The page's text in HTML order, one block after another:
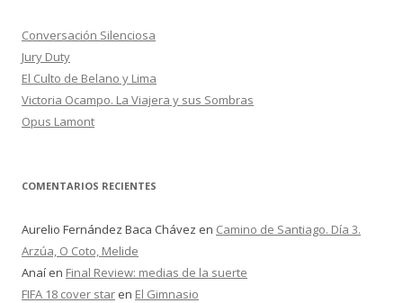
r
:
Conversación Silenciosa
Jury Duty
El Culto de Belano y Lima
Victoria Ocampo. La Viajera y sus Sombras
Opus Lamont
COMENTARIOS RECIENTES
Aurelio Fernández Baca Chávez en Camino de Santiago. Día 3.
Arzúa, O Coto, Melide
Anaí en Final Review: medias de la suerte
FIFA 18 cover star en El Gimnasio